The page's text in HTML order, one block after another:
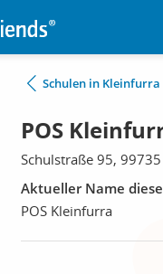
Schulen in Kleinfurra
POS
Schulstraße 95,
Aktueller Name
POS Kleinfurra